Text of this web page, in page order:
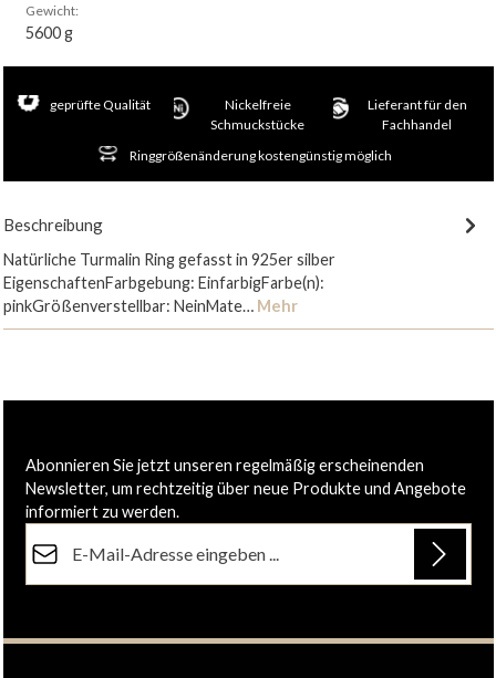
Gewicht:
5600 g
geprüfte Qualität
Nickelfreie
Schmuckstücke
Lieferant für den
Fachhandel
Ringgrößenänderung kostengünstig möglich
Beschreibung
Natürliche Turmalin Ring gefasst in 925er silber
EigenschaftenFarbgebung: EinfarbigFarbe(n):
pinkGrößenverstellbar: NeinMate… Mehr
Abonnieren Sie jetzt unseren regelmäßig erscheinenden
Newsletter, um rechtzeitig über neue Produkte und Angebote
informiert zu werden.
Ich habe dieDatenschutzbestimmungenzur Kenntnis